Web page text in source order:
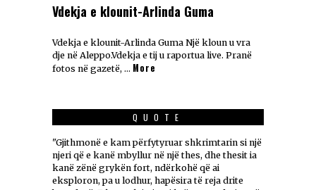
Vdekja e klounit-Arlinda Guma
Vdekja e klounit-Arlinda Guma Një kloun u vra
dje në Aleppo.Vdekja e tij u raportua live. Pranë
fotos në gazetë, … More
QUOTE
"Gjithmonë e kam përfytyruar shkrimtarin si një
njeri që e kanë mbyllur në një thes, dhe thesit ia
kanë zënë grykën fort, ndërkohë që ai
eksploron, pa u lodhur, hapësira të reja drite